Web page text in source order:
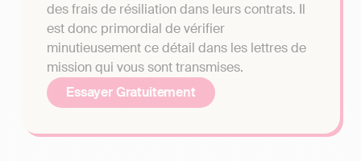
des frais de résiliation dans leurs contrats. Il
est donc primordial de vérifier
minutieusement ce détail dans les lettres de
mission qui vous sont transmises.
Essayer Gratuitement